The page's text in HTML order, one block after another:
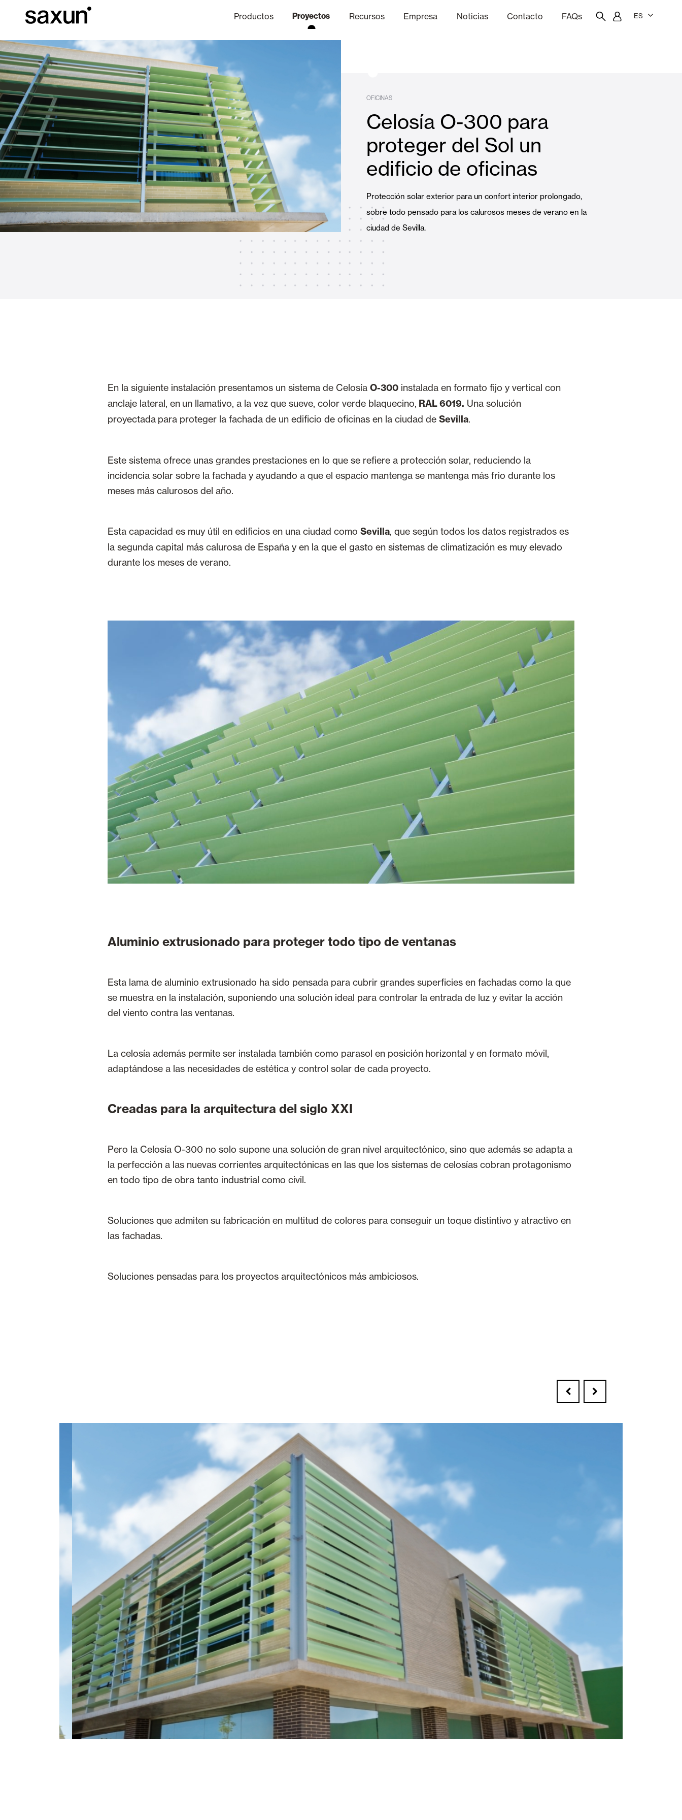
Productos
Persianas enrollables y cajones Pérgolas
Alicantinas y Cortinas exteriores Toldos
VER TODOS LOS PRODUCTOS
Proyectos
Hoteles, restaurantes y cafeterías Oficinas Viviendas
Recursos
Descargas Información Técnica Acabados
Empresa
Sobre Nosotros Canal Ético
Noticias Contacto FAQs ES
OFICINAS
Celosía O-300 para
proteger del Sol un
edificio de oficinas
Protección solar exterior para un confort interior prolongado,
sobre todo pensado para los calurosos meses de verano en la
ciudad de Sevilla.
En la siguiente instalación presentamos un sistema de Celosía O-300 instalada en formato fijo y vertical con
anclaje lateral, en un llamativo, a la vez que sueve, color verde blaquecino, RAL 6019. Una solución
proyectada para proteger la fachada de un edificio de oficinas en la ciudad de Sevilla.
Este sistema ofrece unas grandes prestaciones en lo que se refiere a protección solar, reduciendo la
incidencia solar sobre la fachada y ayudando a que el espacio mantenga se mantenga más frio durante los
meses más calurosos del año.
Esta capacidad es muy útil en edificios en una ciudad como Sevilla, que según todos los datos registrados es
la segunda capital más calurosa de España y en la que el gasto en sistemas de climatización es muy elevado
durante los meses de verano.
Aluminio extrusionado para proteger todo tipo de ventanas
Esta lama de aluminio extrusionado ha sido pensada para cubrir grandes superficies en fachadas como la que
se muestra en la instalación, suponiendo una solución ideal para controlar la entrada de luz y evitar la acción
del viento contra las ventanas.
La celosía además permite ser instalada también como parasol en posición horizontal y en formato móvil,
adaptándose a las necesidades de estética y control solar de cada proyecto.
Creadas para la arquitectura del siglo XXI
Pero la Celosía O-300 no solo supone una solución de gran nivel arquitectónico, sino que además se adapta a
la perfección a las nuevas corrientes arquitectónicas en las que los sistemas de celosías cobran protagonismo
en todo tipo de obra tanto industrial como civil.
Soluciones que admiten su fabricación en multitud de colores para conseguir un toque distintivo y atractivo en
las fachadas.
Soluciones pensadas para los proyectos arquitectónicos más ambiciosos.